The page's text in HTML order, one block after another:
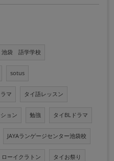
池袋 語学学校
sotus
マ タイ語レッスン
ョン 勉強 タイBLドラマ
JAYAランゲージセンター池袋校
ローイクラトン タイお祭り